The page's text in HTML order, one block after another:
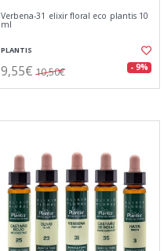
Verbena-31 elixir floral eco plantis 10
ml
PLANTIS
9,55€ 10,50€ - 9%